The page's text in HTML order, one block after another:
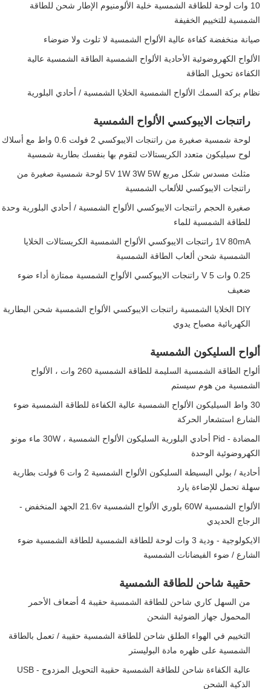
10 وات لوحة للطاقة الشمسية خلية الألومنيوم الإطار شحن للطاقة
الشمسية للتخييم الخفيفة
صيانة منخفضة كفاءة عالية الألواح الشمسية لا تلوث ولا ضوضاء
الألواح الكهروضوئية الأحادية الألواح الشمسية الطاقة الشمسية عالية
الكفاءة تحويل الطاقة
نظام بركة السمك الألواح الشمسية الخلايا الشمسية / أحادي البلورية
راتنجات الايبوكسي الألواح الشمسية
لوحة شمسية صغيرة من راتنجات الايبوكسي 2 فولت 0.6 واط مع أسلاك
لوح سيليكون متعدد الكريستالات لتقوم بها بنفسك بطارية شمسية
مثلث مسدس شكل مربع 5V 1W 3W 5W لوحة شمسية صغيرة من
راتنجات الايبوكسي للألعاب الشمسية
صغيرة الحجم راتنجات الايبوكسي الألواح الشمسية / أحادي البلورية وحدة
للطاقة الشمسية للماء
1V 80mA راتنجات الايبوكسي الألواح الشمسية الكريستالات الخلايا
الشمسية شحن ألعاب الطاقة الشمسية
0.25 وات 5 V راتنجات الايبوكسي الألواح الشمسية ممتازة أداء ضوء
ضعيف
DIY الخلايا الشمسية راتنجات الايبوكسي الألواح الشمسية شحن البطارية
الكهربائية مصباح يدوي
ألواح السليكون الشمسية
ألواح الطاقة الشمسية السليمة للطاقة الشمسية 260 وات ، الألواح
الشمسية من هوم سيستم
30 واط السيليكون الألواح الشمسية عالية الكفاءة للطاقة الشمسية ضوء
الشارع استشعار الحركة
المضادة - Pid أحادي البلورية السليكون الألواح الشمسية ، 30W ماء مونو
الكهروضوئية الوحدة
أحادية / بولي البسيطة السليكون الألواح الشمسية 2 وات 6 فولت بطارية
سهلة تحمل للإضاءة يارد
الألواح الشمسية 60W بلوري الألواح الشمسية 21.6v الجهد المنخفض -
الزجاج الحديدي
الايكولوجية - ودية 3 وات لوحة للطاقة الشمسية للطاقة الشمسية ضوء
الشارع / ضوء الفيضانات الشمسية
حقيبة شاحن للطاقة الشمسية
من السهل كاري شاحن للطاقة الشمسية حقيبة 4 أضعاف الأحمر
المحمول جهاز الضوئية الشحن
التخييم في الهواء الطلق شاحن للطاقة الشمسية حقيبة / تعمل بالطاقة
الشمسية على ظهره مادة البوليستر
عالية الكفاءة شاحن للطاقة الشمسية حقيبة التحويل المزدوج - USB
الذكية الشحن